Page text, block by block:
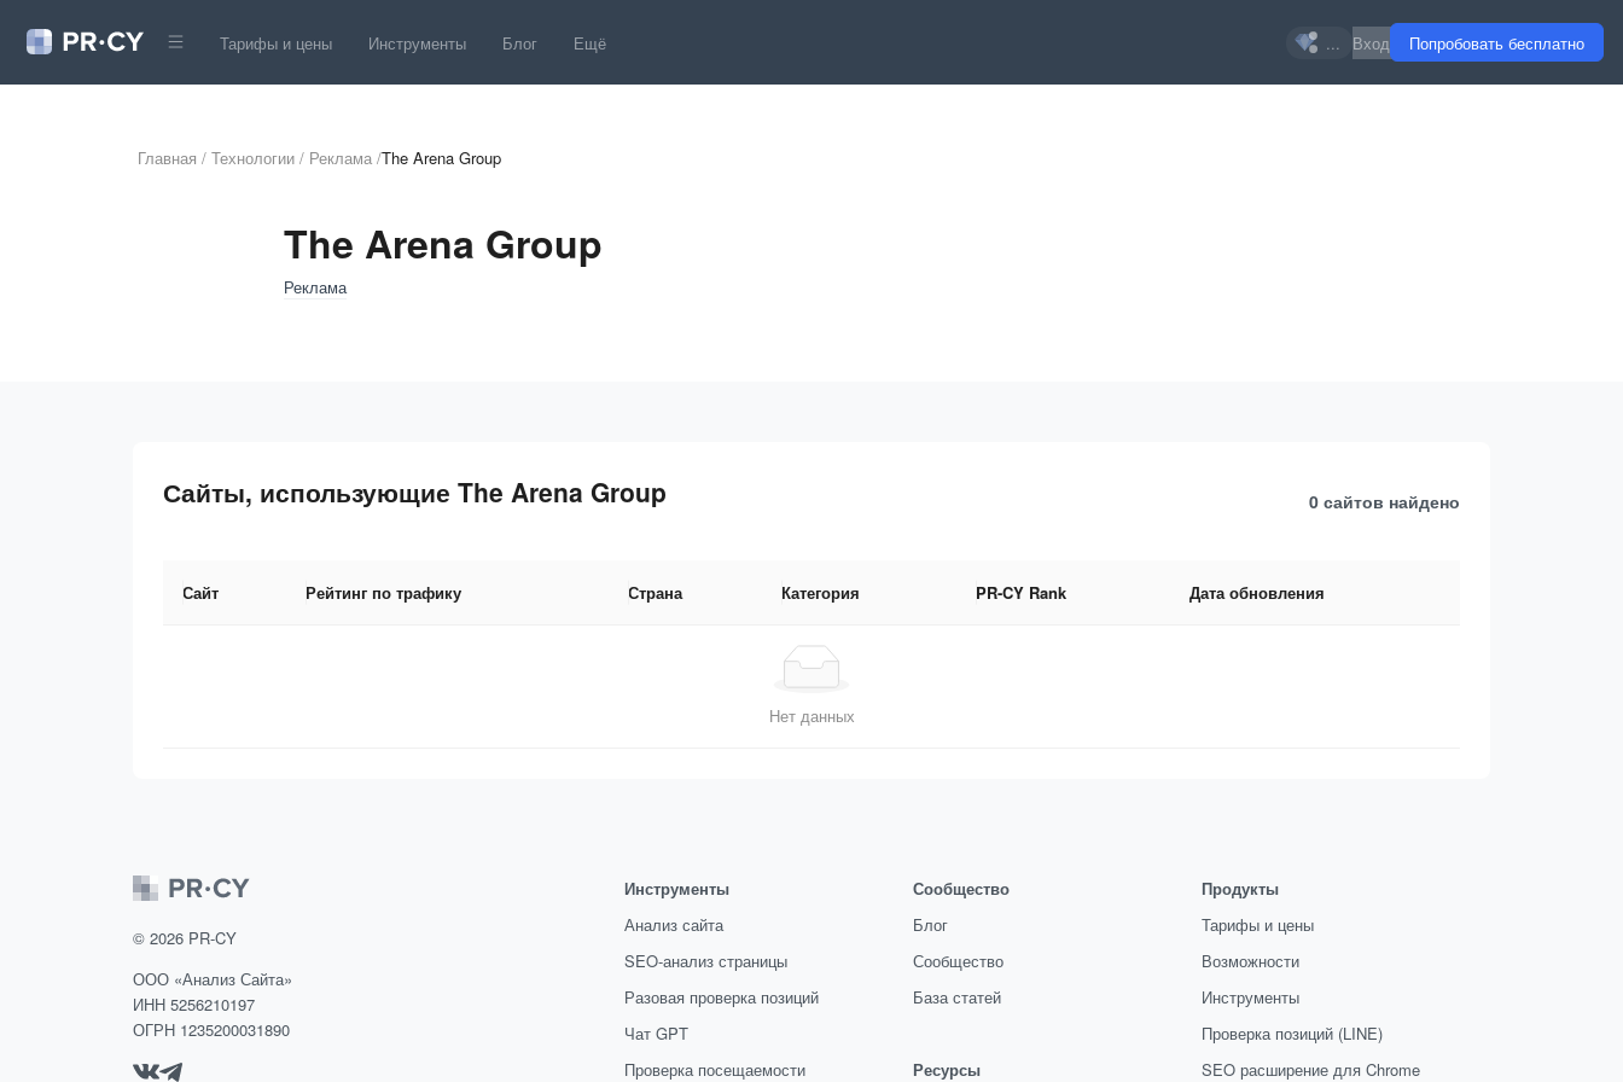
Тарифы и цены Инструменты Блог Ещё ... Вход Попробовать бесплатно
Главная / Технологии / Реклама /The Arena Group
The Arena Group
Реклама
Сайты, использующие The Arena Group 0 сайтов найдено
Сайт Рейтинг по трафику Страна Категория PR-CY Rank Дата обновления
Нет данных
© 2026 PR-CY
ООО «Анализ Сайта»
ИНН 5256210197
ОГРН 1235200031890
Инструменты
Анализ сайта
SEO-анализ страницы
Разовая проверка позиций
Чат GPT
Проверка посещаемости
Сообщество
Блог
Сообщество
База статей
Ресурсы
Продукты
Тарифы и цены
Возможности
Инструменты
Проверка позиций (LINE)
SEO расширение для Chrome